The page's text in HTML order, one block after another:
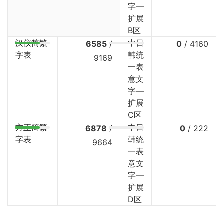
字—
扩展
B区
汉仪简繁
字表
6585 /
9169
中日
韩统
一表
意文
字—
扩展
C区
0 / 4160
方正简繁
字表
6878 /
9664
中日
韩统
一表
意文
字—
扩展
D区
0 / 222